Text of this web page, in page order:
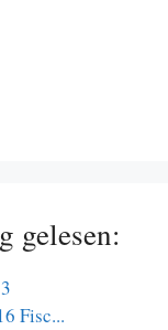
gelesen:
Fisc...